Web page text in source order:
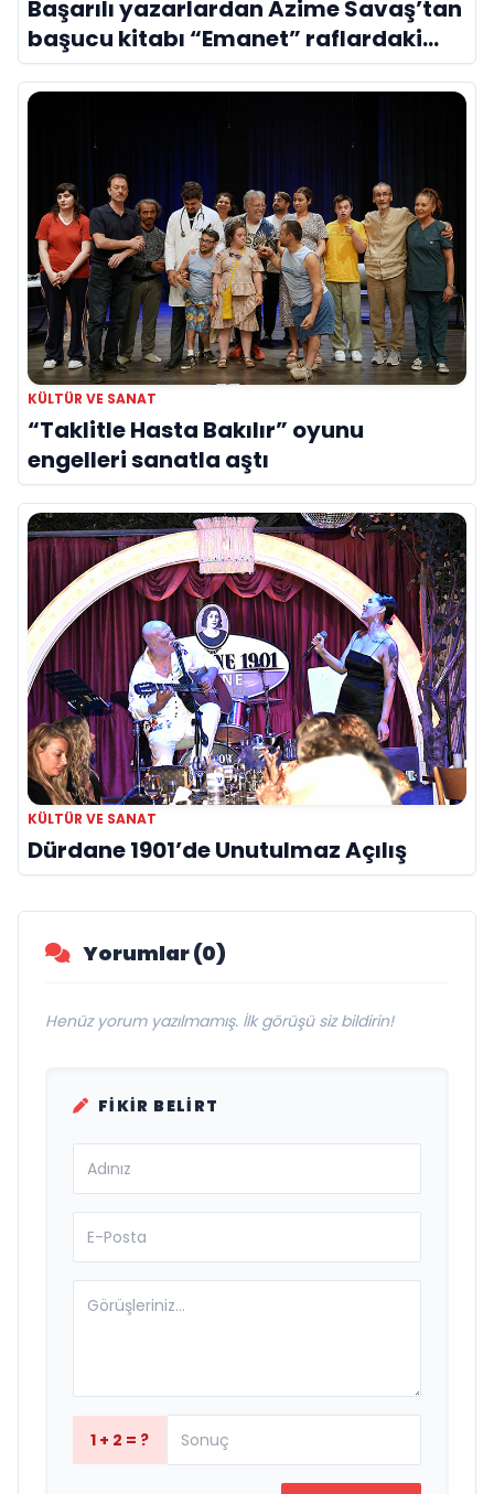
Başarılı yazarlardan Azime Savaş’tan
başucu kitabı “Emanet” raflardaki
yerini aldı
KÜLTÜR VE SANAT
“Taklitle Hasta Bakılır” oyunu
engelleri sanatla aştı
KÜLTÜR VE SANAT
Dürdane 1901’de Unutulmaz Açılış
Yorumlar (0)
Henüz yorum yazılmamış. İlk görüşü siz bildirin!
FIKIR BELIRT
1 + 2 = ?